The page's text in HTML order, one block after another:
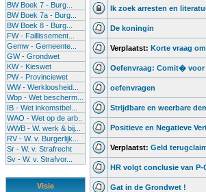
BW Boek 7 - Burg...
BW Boek 7a - Burg...
BW Boek 8 - Burg...
FW - Faillissement...
Gemw - Gemeente...
GW - Grondwet
KW - Kieswet
PW - Provinciewet
WW - Werkloosheid...
Wbp - Wet bescherm...
IB - Wet inkomstbel...
WAO - Wet op de arb..
WWB - W. werk & bij...
RV - W. v. Burgerlijk...
Sr - W. v. Strafrecht
Sv - W. v. Strafvor...
Visie
Ik zoek arresten en
De koningin
Verplaatst: Korte vraag
Oefenvraag: Comit� voor
oefenvragen
Strijdbare en weerbare
Positieve en Negatieve
Verplaatst: Geld
HR volgt conclusie van
Gat in de Grondwet !